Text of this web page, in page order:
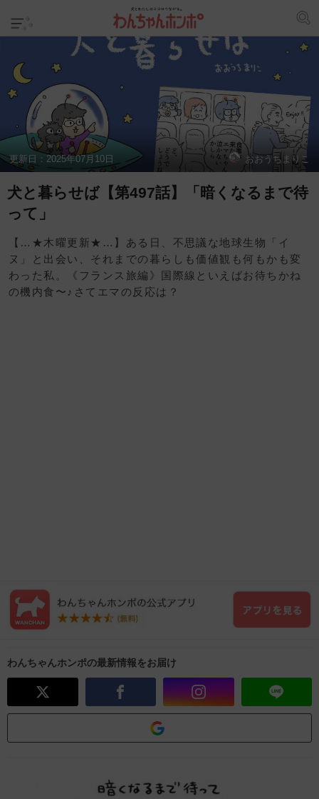
更新日： 2025年07月10日 おおうちまりこ
犬と暮らせば【第497話】「暗くなるまで待
って」
【…★木曜更新★…】ある日、不思議な地球生物「イ
ヌ」と出会い、それまでの暮らしも価値観も何もかも変
わった私。《フランス旅編》国際線といえばお待ちかね
の機内食〜♪さてエマの反応は？
わんちゃんホンポの最新情報をお届け